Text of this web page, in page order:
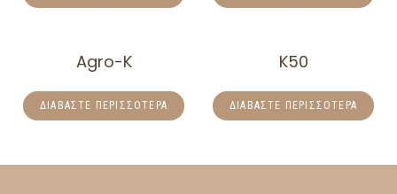
Agro-K
ΔΙΑΒΆΣΤΕ ΠΕΡΙΣΣΌΤΕΡΑ
K50
ΔΙΑΒΆΣΤΕ ΠΕΡΙΣΣΌΤΕΡΑ